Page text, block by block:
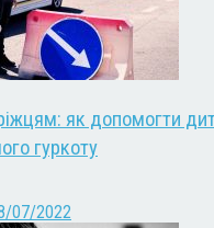
як допомогти
гуркоту
07/2022